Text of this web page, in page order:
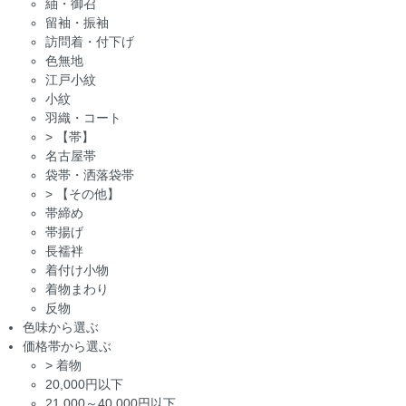
紬・御召
留袖・振袖
訪問着・付下げ
色無地
江戸小紋
小紋
羽織・コート
>
【帯】
名古屋帯
袋帯・洒落袋帯
>
【その他】
帯締め
帯揚げ
長襦袢
着付け小物
着物まわり
反物
色味から選ぶ
価格帯から選ぶ
> 着物
20,000円以下
21,000～40,000円以下